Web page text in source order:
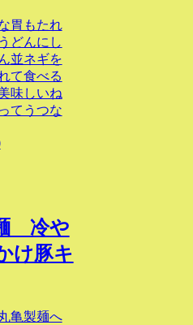
胃もたれ
どんにし
並ネギを
て食べる
味しいね
てうつな
冷や
け豚キ
亀製麺へ